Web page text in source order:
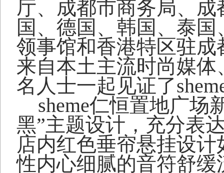
厅、成都市商务局、
国、德国、韩国、泰
领事馆和香港特区驻
来自本土主流时尚媒
名人士一起见证了
sheme仁恒置地广场
黑”主题设计，充分表
店内红色垂帘悬挂设
性内心细腻的音符舒